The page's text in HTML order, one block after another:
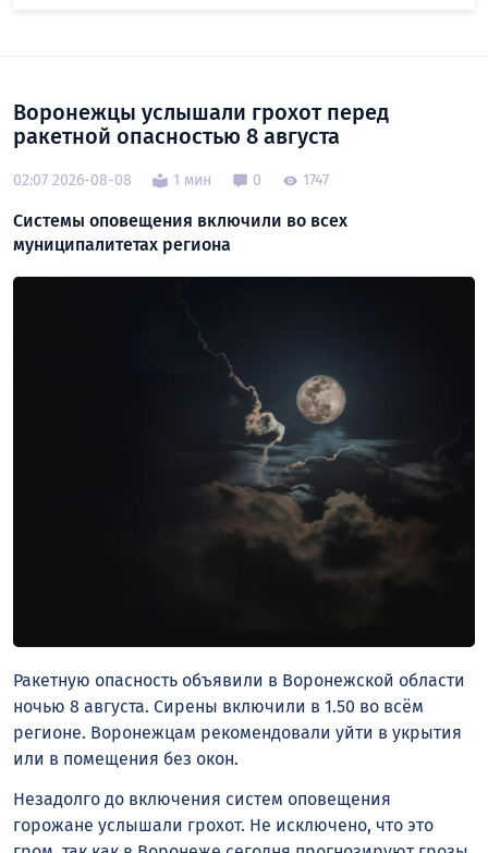
Воронежцы услышали грохот перед
ракетной опасностью 8 августа
02:07 2026-08-08 1 мин 0 1747
Системы оповещения включили во всех
муниципалитетах региона
Ракетную опасность объявили в Воронежской области
ночью 8 августа. Сирены включили в 1.50 во всём
регионе. Воронежцам рекомендовали уйти в укрытия
или в помещения без окон.
Незадолго до включения систем оповещения
горожане услышали грохот. Не исключено, что это